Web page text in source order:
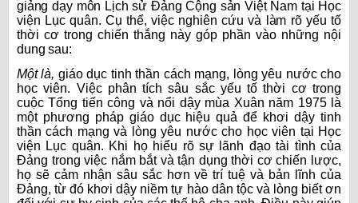
giảng dạy môn Lịch sử Đảng Cộng sản Việt Nam tại Học
viện Lục quân. Cụ thể, việc nghiên cứu và làm rõ yếu tố
thời cơ trong chiến thắng này góp phần vào những nội
dung sau:
Một là, giáo dục tinh thần cách mạng, lòng yêu nước cho
học viên. Việc phân tích sâu sắc yếu tố thời cơ trong
cuộc Tổng tiến công và nổi dậy mùa Xuân năm 1975 là
một phương pháp giáo dục hiệu quả để khơi dậy tinh
thần cách mạng và lòng yêu nước cho học viên tại Học
viện Lục quân. Khi họ hiểu rõ sự lãnh đạo tài tình của
Đảng trong việc nắm bắt và tận dụng thời cơ chiến lược,
họ sẽ cảm nhận sâu sắc hơn về trí tuệ và bản lĩnh của
Đảng, từ đó khơi dậy niềm tự hào dân tộc và lòng biết ơn